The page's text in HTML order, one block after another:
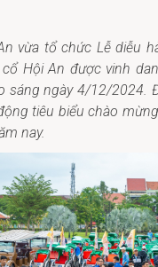
vừa tổ chức Lễ diễu
Hội An được vinh
sáng ngày 4/12/2024.
tiêu biểu chào
nay.